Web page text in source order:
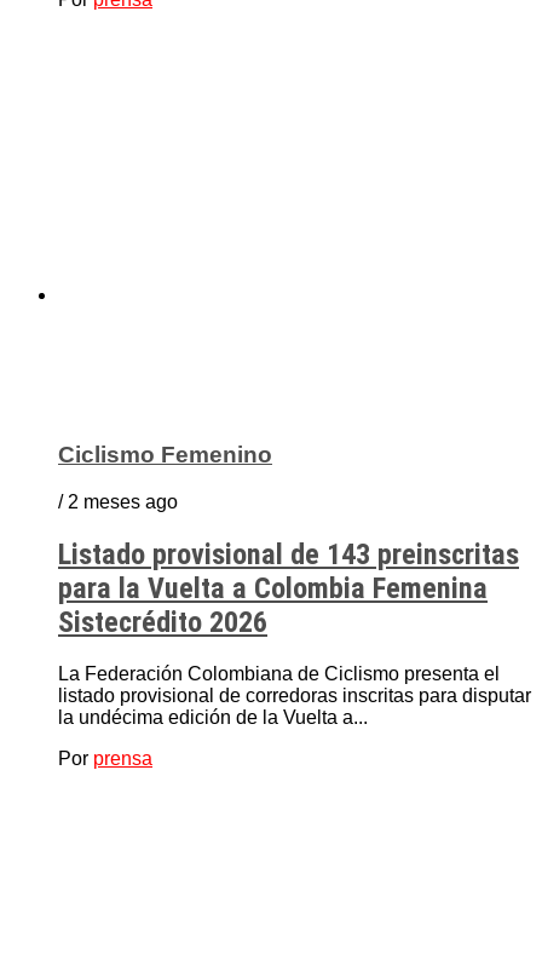
Ciclismo Femenino
/ 2 meses ago
Listado provisional de 143 preinscritas
para la Vuelta a Colombia Femenina
Sistecrédito 2026
La Federación Colombiana de Ciclismo presenta el
listado provisional de corredoras inscritas para disputar
la undécima edición de la Vuelta a...
Por prensa